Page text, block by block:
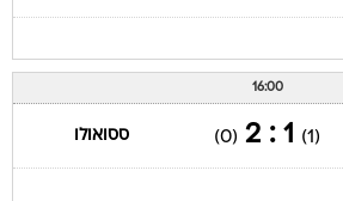
16:00
(1)
1 : 2
(0) ססואולו